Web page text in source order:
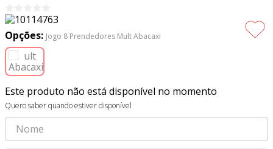
Opções: Jogo 8 Prendedores Mult Abacaxi
Este produto não está disponível no momento
Quero saber quando estiver disponível
4 º
tapetes
5º
tecido percal
6º
tecido tricoline
7º
percal
8 º
tricoline digital
9º
tecido oxford